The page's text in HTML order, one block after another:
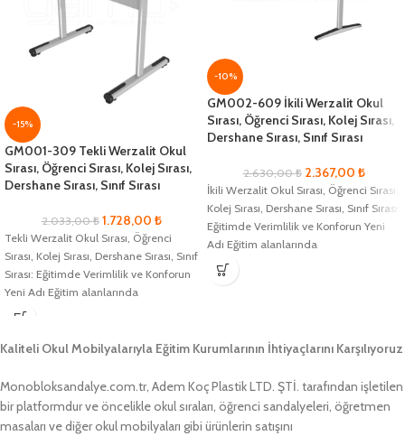
-15%
GM001-309 Tekli Werzalit Okul
Sırası, Öğrenci Sırası, Kolej Sırası,
Dershane Sırası, Sınıf Sırası
2.033,00₺ 1.728,00 ₺
Tekli Werzalit Okul Sırası, Öğrenci
Sırası, Kolej Sırası, Dershane Sırası, Sınıf
Sırası: Eğitimde Verimlilik ve Konforun
Yeni Adı Eğitim alanlarında
-10%
GM002-609 İkili Werzalit Okul
Sırası, Öğrenci Sırası, Kolej Sırası,
Dershane Sırası, Sınıf Sırası
2.630,00₺ 2.367,00 ₺
İkili Werzalit Okul Sırası, Öğrenci Sırası,
Kolej Sırası, Dershane Sırası, Sınıf Sırası:
Eğitimde Verimlilik ve Konforun Yeni
Adı Eğitim alanlarında
Kaliteli Okul Mobilyalarıyla Eğitim Kurumlarının İhtiyaçlarını Karşılıyoruz
Monobloksandalye.com.tr, Adem Koç Plastik LTD. ŞTİ. tarafından işletilen
bir platformdur ve öncelikle okul sıraları, öğrenci sandalyeleri, öğretmen
masaları ve diğer okul mobilyaları gibi ürünlerin satışını